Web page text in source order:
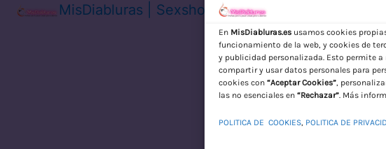
En MisDiabluras.es usamos cookies
funcionamiento de la web, y cookies de
y publicidad personalizada. Esto permite
compartir y usar datos personales para
cookies con “Aceptar Cookies”,
las no esenciales en “Rechazar”. Más
POLITICA DE COOKIES, POLITICA DE
MisDiabluras | Sexshop Online con Envío